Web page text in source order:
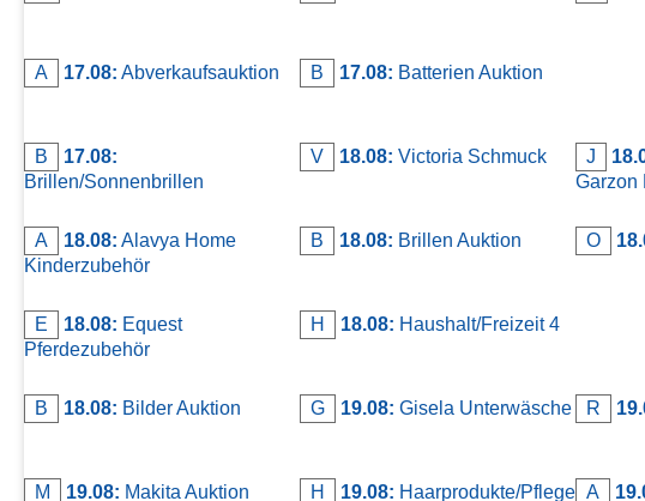
A 17.08: Abverkaufsauktion B 17.08: Batterien Auktion
B
17.08:
Brillen/Sonnenbrillen
V 18.08: Victoria Schmuck J
Garzon
A 18.08: Alavya Home
Kinderzubehör
B 18.08: Brillen Auktion O
E 18.08: Equest
Pferdezubehör
H 18.08: Haushalt/Freizeit 4
B 18.08: Bilder Auktion G 19.08: Gisela Unterwäsche R
M 19.08: Makita Auktion H 19.08: Haarprodukte/Pflege A